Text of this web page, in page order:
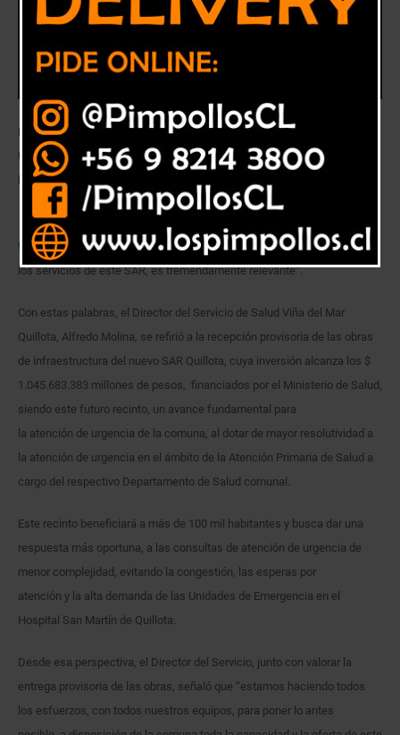
Las modernas instalaciones del Servicio de Atención Primaria de
Urgencias de Quillota, fueron financiadas por el Ministerio de Salud y
beneficiarán a más de 100 mil habitantes.
“Sabemos lo que estamos viviendo en el ámbito de la pandemia, por
tanto, la importancia de poner a disposición de la comunidad y ofertar
los servicios de este SAR, es tremendamente relevante”.
Con estas palabras, el Director del Servicio de Salud Viña del Mar
Quillota, Alfredo Molina, se refirió a la recepción provisoria de las obras
de infraestructura del nuevo SAR Quillota, cuya inversión alcanza los $
1.045.683.383 millones de pesos, financiados por el Ministerio de Salud,
siendo este futuro recinto, un avance fundamental para
la atención de urgencia de la comuna, al dotar de mayor resolutividad a
la atención de urgencia en el ámbito de la Atención Primaria de Salud a
cargo del respectivo Departamento de Salud comunal.
Este recinto beneficiará a más de 100 mil habitantes y busca dar una
respuesta más oportuna, a las consultas de atención de urgencia de
menor complejidad, evitando la congestión, las esperas por
atención y la alta demanda de las Unidades de Emergencia en el
Hospital San Martín de Quillota.
Desde esa perspectiva, el Director del Servicio, junto con valorar la
entrega provisoria de las obras, señaló que “estamos haciendo todos
los esfuerzos, con todos nuestros equipos, para poner lo antes